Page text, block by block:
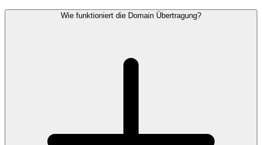
Wie funktioniert die Domain Übertragung?